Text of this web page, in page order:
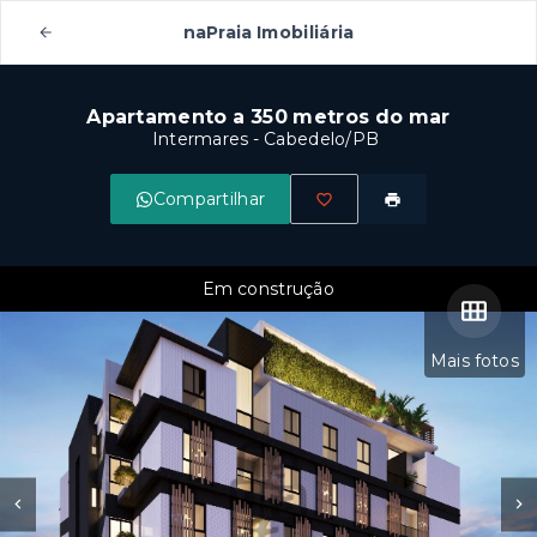
naPraia Imobiliária
Apartamento a 350 metros do mar
Intermares - Cabedelo/PB
Compartilhar
Mais fotos
Em construção